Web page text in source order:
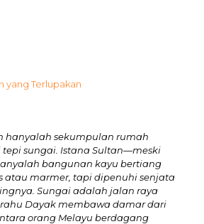
yang Terlupakan
hanyalah sekumpulan rumah
sungai. Istana Sultan—meski
bangunan kayu bertiang
atau marmer, tapi dipenuhi senjata
Sungai adalah jalan raya
Dayak membawa damar dari
orang Melayu berdagang